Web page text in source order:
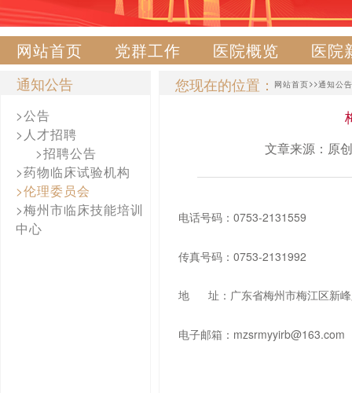
网站首页 党群工作 医院概览 医院
通知公告
>公告
>人才招聘
>招聘公告
>药物临床试验机构
>伦理委员会
>梅州市临床技能培训
中心
您现在的位置： 网站首页>>通知公告
文章来源：原创
电话号码：0753-2131559
传真号码：0753-2131992
地 址：广东省梅州市梅江区新
电子邮箱：mzsrmyyirb@163.com